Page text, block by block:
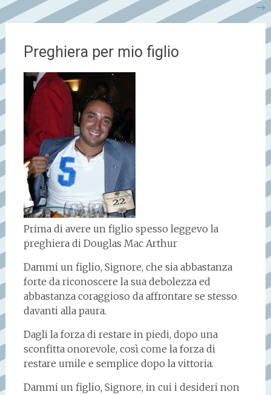
→
Preghiera per mio figlio
Prima di avere un figlio spesso leggevo la
preghiera di Douglas Mac Arthur
Dammi un figlio, Signore, che sia abbastanza
forte da riconoscere la sua debolezza ed
abbastanza coraggioso da affrontare se stesso
davanti alla paura.
Dagli la forza di restare in piedi, dopo una
sconfitta onorevole, così come la forza di
restare umile e semplice dopo la vittoria.
Dammi un figlio, Signore, in cui i desideri non